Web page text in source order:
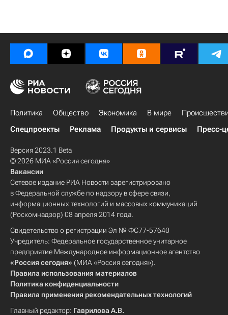
Политика Общество Экономика В мире
Спецпроекты
Реклама Продукты и сервисы Пресс-
Версия 2023.1 Beta
© 2026 МИА «Россия сегодня»
Вакансии
Сетевое издание РИА Новости зарегистрировано
в Федеральной службе по надзору в сфере связи,
информационных технологий и массовых коммуникаций
(Роскомнадзор) 08 апреля 2014 года.
Свидетельство о регистрации Эл № ФС77-57640
Учредитель: Федеральное государственное унитарное
предприятие Международное информационное агентство
«Россия сегодня» (МИА «Россия сегодня»).
Правила использования материалов
Политика конфиденциальности
Правила применения рекомендательных технологий
Главный редактор: Гаврилова А.В.